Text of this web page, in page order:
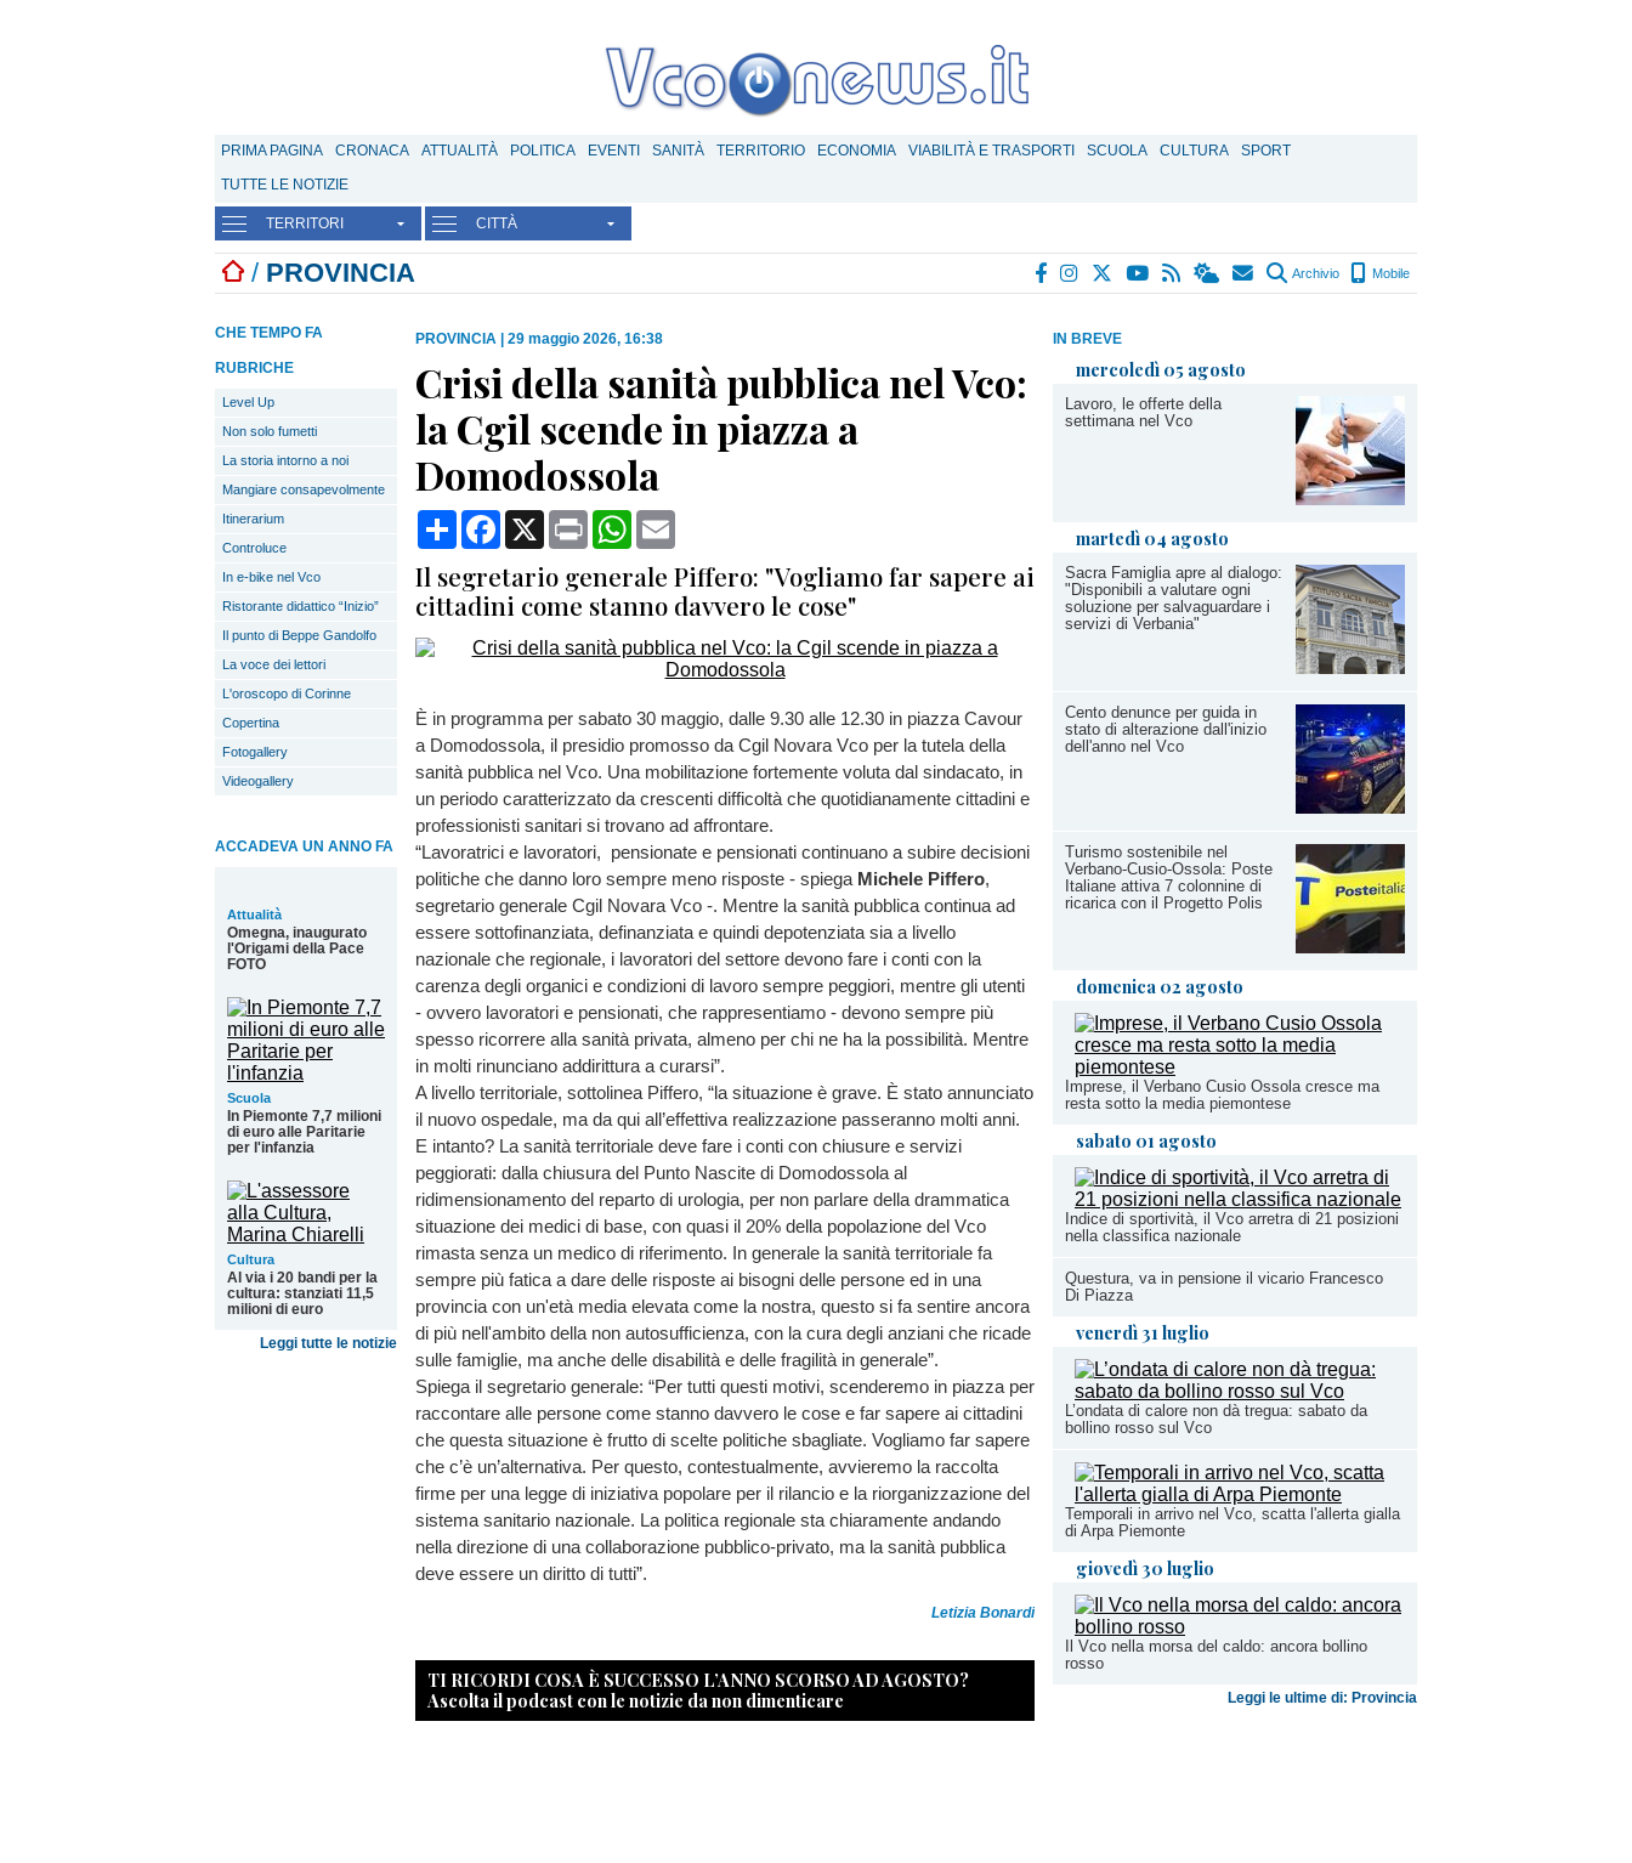
PRIMA PAGINA CRONACA ATTUALITÀ POLITICA EVENTI SANITÀ TERRITORIO ECONOMIA VIABILITÀ E TRASPORTI SCUOLA CULTURA
SPORT
TUTTE LE NOTIZIE
TERRITORI CITTÀ
/ PROVINCIA Archivio Mobile
IN BREVE
mercoledì 05 agosto
Lavoro, le offerte della
settimana nel Vco
martedì 04 agosto
Sacra Famiglia apre al dialogo:
"Disponibili a valutare ogni
soluzione per salvaguardare i
servizi di Verbania"
Cento denunce per guida in
stato di alterazione dall'inizio
dell'anno nel Vco
Turismo sostenibile nel
Verbano-Cusio-Ossola: Poste
Italiane attiva 7 colonnine di
ricarica con il Progetto Polis
domenica 02 agosto
Imprese, il Verbano Cusio Ossola cresce ma
resta sotto la media piemontese
sabato 01 agosto
Indice di sportività, il Vco arretra di 21 posizioni
nella classifica nazionale
Questura, va in pensione il vicario Francesco
Di Piazza
venerdì 31 luglio
L’ondata di calore non dà tregua: sabato da
bollino rosso sul Vco
Temporali in arrivo nel Vco, scatta l'allerta gialla
di Arpa Piemonte
giovedì 30 luglio
Il Vco nella morsa del caldo: ancora bollino
rosso
Leggi le ultime di: Provincia
CHE TEMPO FA
RUBRICHE
Level Up
Non solo fumetti
La storia intorno a noi
Mangiare consapevolmente
Itinerarium
Controluce
In e-bike nel Vco
Ristorante didattico “Inizio”
Il punto di Beppe Gandolfo
La voce dei lettori
L'oroscopo di Corinne
Copertina
Fotogallery
Videogallery
ACCADEVA UN ANNO FA
Attualità
Omegna, inaugurato
l'Origami della Pace
FOTO
Scuola
In Piemonte 7,7 milioni
di euro alle Paritarie
per l'infanzia
Cultura
Al via i 20 bandi per la
cultura: stanziati 11,5
milioni di euro
Leggi tutte le notizie
PROVINCIA 29 maggio 2026, 16:38
Crisi della sanità pubblica nel Vco:
la Cgil scende in piazza a
Domodossola
CondividiFacebook
X Print WhatsApp
Il segretario generale Piffero: "Vogliamo far sapere ai
cittadini come stanno davvero le cose"
È in programma per sabato 30 maggio, dalle 9.30 alle 12.30 in piazza Cavour
a Domodossola, il presidio promosso da Cgil Novara Vco per la tutela della
sanità pubblica nel Vco. Una mobilitazione fortemente voluta dal sindacato, in
un periodo caratterizzato da crescenti difficoltà che quotidianamente cittadini e
professionisti sanitari si trovano ad affrontare.
“Lavoratrici e lavoratori, pensionate e pensionati continuano a subire decisioni
politiche che danno loro sempre meno risposte - spiega Michele Piffero,
segretario generale Cgil Novara Vco -. Mentre la sanità pubblica continua ad
essere sottofinanziata, definanziata e quindi depotenziata sia a livello
nazionale che regionale, i lavoratori del settore devono fare i conti con la
carenza degli organici e condizioni di lavoro sempre peggiori, mentre gli utenti
- ovvero lavoratori e pensionati, che rappresentiamo - devono sempre più
spesso ricorrere alla sanità privata, almeno per chi ne ha la possibilità. Mentre
in molti rinunciano addirittura a curarsi”.
A livello territoriale, sottolinea Piffero, “la situazione è grave. È stato annunciato
il nuovo ospedale, ma da qui all’effettiva realizzazione passeranno molti anni.
E intanto? La sanità territoriale deve fare i conti con chiusure e servizi
peggiorati: dalla chiusura del Punto Nascite di Domodossola al
ridimensionamento del reparto di urologia, per non parlare della drammatica
situazione dei medici di base, con quasi il 20% della popolazione del Vco
rimasta senza un medico di riferimento. In generale la sanità territoriale fa
sempre più fatica a dare delle risposte ai bisogni delle persone ed in una
provincia con un'età media elevata come la nostra, questo si fa sentire ancora
di più nell'ambito della non autosufficienza, con la cura degli anziani che ricade
sulle famiglie, ma anche delle disabilità e delle fragilità in generale”.
Spiega il segretario generale: “Per tutti questi motivi, scenderemo in piazza per
raccontare alle persone come stanno davvero le cose e far sapere ai cittadini
che questa situazione è frutto di scelte politiche sbagliate. Vogliamo far sapere
che c’è un’alternativa. Per questo, contestualmente, avvieremo la raccolta
firme per una legge di iniziativa popolare per il rilancio e la riorganizzazione del
sistema sanitario nazionale. La politica regionale sta chiaramente andando
nella direzione di una collaborazione pubblico-privato, ma la sanità pubblica
deve essere un diritto di tutti”.
Letizia Bonardi
TI RICORDI COSA È SUCCESSO L’ANNO SCORSO AD AGOSTO?
Ascolta il podcast con le notizie da non dimenticare